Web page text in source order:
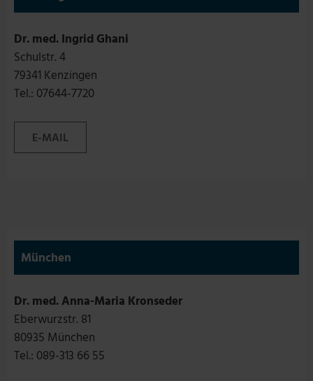
Dr. med. Ingrid Ghani
Schulstr. 4
79341 Kenzingen
Tel.: 07644-7720
E-MAIL
München
Dr. med. Anna-Maria Kronseder
Eberwurzstr. 81
80935 München
Tel.: 089-313 66 55